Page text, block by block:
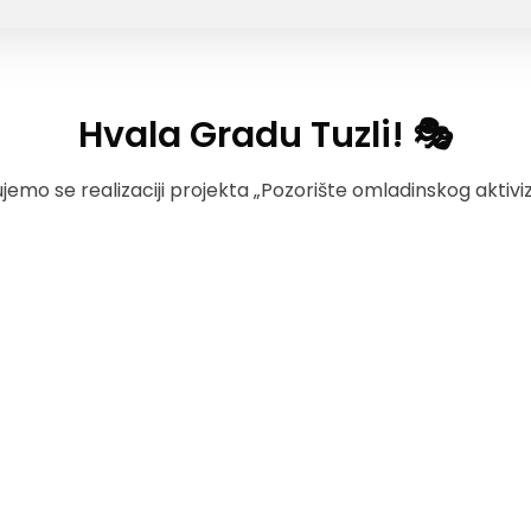
Hvala Gradu Tuzli! 🎭
se realizaciji projekta „Pozorište omladinskog